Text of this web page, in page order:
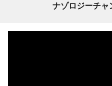
ナゾロジーチャ